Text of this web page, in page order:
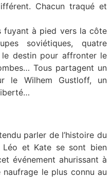
Chacun traqué et
fuyant à pied vers la côte
soviétiques, quatre
destin pour affronter le
Tous partagent un
le Wilhem Gustloff, un
parler de l’histoire du
Léo et Kate se sont bien
événement ahurissant à
le plus connu au